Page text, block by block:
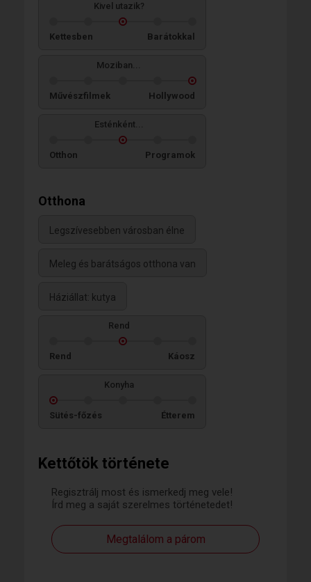
Kettőtök története
Regisztrálj most és ismerkedj meg vele!
Írd meg a saját szerelmes történetedet!
Megtalálom a párom
Kivel utazik?
Kettesben Barátokkal
Moziban...
Művészfilmek Hollywood
Esténként...
Otthon Programok
Otthona
Legszívesebben városban élne
Meleg és barátságos otthona van
Háziállat: kutya
Rend
Rend Káosz
Konyha
Sütés-főzés Étterem